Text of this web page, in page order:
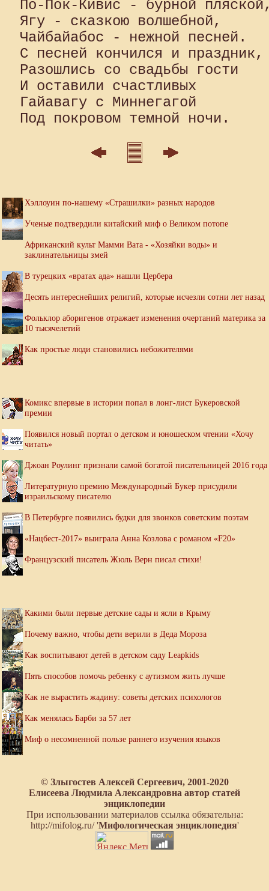
По-Пок-Кивис - бурной
Ягу - сказкою волшебной,
Чайбайабос - нежной песней.
С песней кончился и
Разошлись со свадьбы гости
И оставили счастливых
Гайавагу с Миннегагой
Хэллоуин по-нашему «Страшилки» разных народов
Ученые подтвердили китайский миф о Великом потопе
Африканский культ Мамми Вата - «Хозяйки воды» и
заклинательницы змей
В турецких «вратах ада» нашли Цербера
Десять интереснейших религий, которые исчезли сотни лет назад
Фольклор аборигенов отражает изменения очертаний материка за
10 тысячелетий
Как простые люди становились небожителями
Комикс впервые в истории попал в лонг-лист Букеровской
премии
Появился новый портал о детском и юношеском чтении «Хочу
читать»
Джоан Роулинг признали самой богатой писательницей 2016 года
Литературную премию Международный Букер присудили
израильскому писателю
В Петербурге появились будки для звонков советским поэтам
«Нацбест-2017» выиграла Анна Козлова с романом «F20»
Французский писатель Жюль Верн писал стихи!
Какими были первые детские сады и ясли в Крыму
Почему важно, чтобы дети верили в Деда Мороза
Как воспитывают детей в детском саду Leapkids
Пять способов помочь ребенку с аутизмом жить лучше
Как не вырастить жадину: советы детских психологов
Как менялась Барби за 57 лет
Миф о несомненной пользе раннего изучения языков
© Злыгостев Алексей Сергеевич, 2001-2020
Елисеева Людмила Александровна автор статей
энциклопедии
При использовании материалов ссылка обязательна:
http://mifolog.ru/ 'Мифологическая энциклопедия'